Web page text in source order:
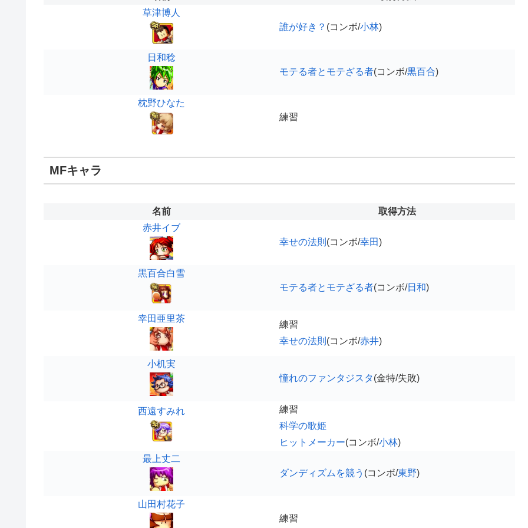
草津博人
誰が好き？ (コンボ/小林)
日和稔
モテる者とモテざる者(コンボ/黒百合)
枕野ひなた
練習
MFキャラ
名前
取得方法
赤井イブ
幸せの法則 (コンボ/幸田)
黒百合白雪
モテる者とモテざる者(コンボ/日和)
幸田亜里茶
練習
幸せの法則 (コンボ/赤井)
小机実
憧れのファンタジスタ(金特/失敗)
西遠すみれ
練習
科学の歌姫
ヒットメーカー(コンボ/小林)
最上丈二
ダンディズムを競う (コンボ/東野)
山田村花子
練習